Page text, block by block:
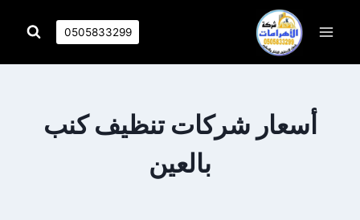
0505833299
أسعار شركات تنظيف كنب
بالعين